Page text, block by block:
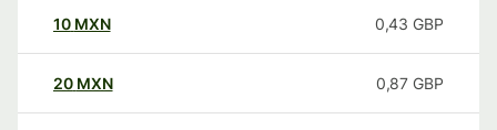
10 MXN 0,43 GBP
20 MXN 0,87 GBP